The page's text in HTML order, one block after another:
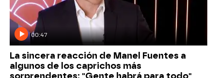
00:47
La sincera reacción de Manel Fuentes a
algunos de los caprichos más
sorprendentes: "Gente habrá para todo"